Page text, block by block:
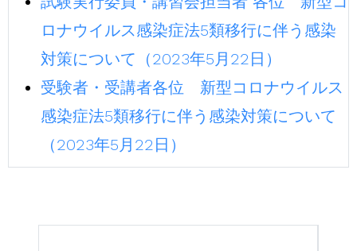
ロナウイルス感染症法5類移行に伴う感染
対策について（2023年5月22日）
受験者・受講者各位 新型コロナウイルス
感染症法5類移行に伴う感染対策について
（2023年5月22日）